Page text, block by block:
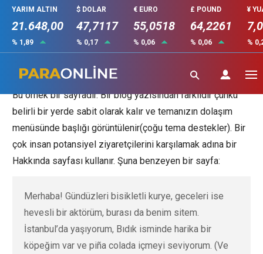
YARIM ALTIN
21.648,00
% 1,89
$ DOLAR
47,7117
% 0,17
€ EURO
55,0518
% 0,06
£ POUND
64,2261
% 0,06
¥
%
Örnek sayfa
Bu örnek bir sayfadır. Bir blog yazısından farklıdır çünkü
belirli bir yerde sabit olarak kalır ve temanızın dolaşım
menüsünde başlığı görüntülenir(çoğu tema destekler). Bir
çok insan potansiyel ziyaretçilerini karşılamak adına bir
Hakkında sayfası kullanır. Şuna benzeyen bir sayfa:
Merhaba! Gündüzleri bisikletli kurye, geceleri ise
hevesli bir aktörüm, burası da benim sitem.
İstanbul’da yaşıyorum, Bıdık isminde harika bir
köpeğim var ve piña colada içmeyi seviyorum. (Ve